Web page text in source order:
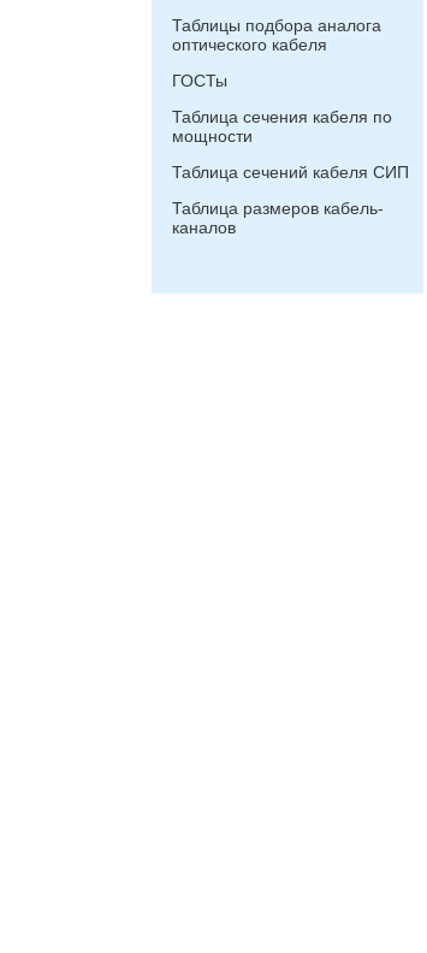
Таблицы подбора аналога
оптического кабеля
ГОСТы
Таблица сечения кабеля по
мощности
Таблица сечений кабеля СИП
Таблица размеров кабель-
каналов